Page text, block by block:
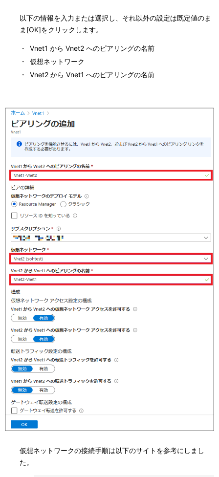
以下の情報を入力または選択し、それ以外の設定は既定値のま
ま[OK]をクリックします。
・
Vnet1 から Vnet2 へのピアリングの名前
・
仮想ネットワーク
・
Vnet2 から Vnet1 へのピアリングの名前
仮想ネットワークの接続手順は以下のサイトを参考にしまし
た。